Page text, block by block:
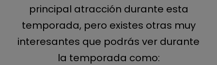
principal atracción durante esta
temporada, pero existes otras muy
interesantes que podrás ver durante
la temporada como: